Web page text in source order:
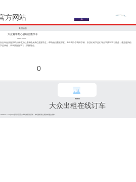
方网站
集团动态
大众青年热心资助困难学子
2002-04-22
年起开始资助云南省文山县乐诗乡多位贫困学生，帮助他们重返课堂。每年两个学期开学前，队员们给学生们寄去学费和学习用品，甚至连回信
生来信，表示要好好学习，回报社会。
0
96822
大众出租在线订车
全讯白菜官方网站的版权所有，未经授权禁止复制或建立镜像